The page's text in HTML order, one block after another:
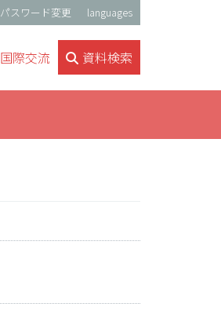
パスワード変更 languages
国際交流 資料検索